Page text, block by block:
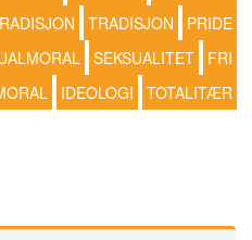
TRADISJON
PRIDE
SEKSUALITET
FRI
IDEOLOGI TOTALITÆR